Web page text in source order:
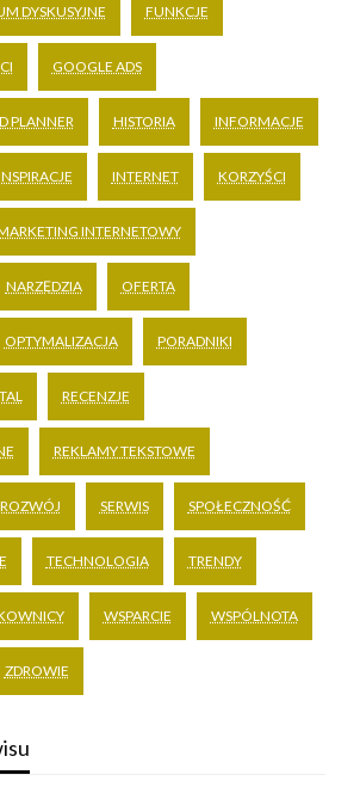
DYSKUSYJNE FUNKCJE
GOOGLE ADS
PLANNER HISTORIA INFORMACJE
INTERNET KORZYŚCI
INTERNETOWY
NARZĘDZIA OFERTA
OPTYMALIZACJA PORADNIKI
RECENZJE
REKLAMY TEKSTOWE
ROZWÓJ SERWIS SPOŁECZNOŚĆ
TECHNOLOGIA TRENDY
WSPARCIE WSPÓLNOTA
ZDROWIE